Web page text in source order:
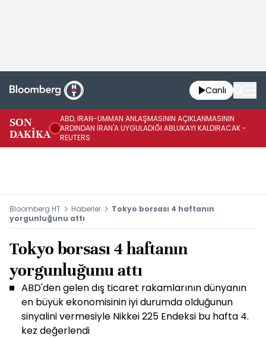
Canlı
SON
DAKİKA
ABD, İRAN-UMMAN ANLAŞMASININ AÇIKLANMASININ
ARDINDAN İRAN'A UYGULADIĞI ABLUKAYI KALDIRACAK -
REUTERS
Bloomberg HT Haberler
Tokyo borsası 4 haftanın
yorgunluğunu attı
Tokyo borsası 4 haftanın
yorgunluğunu attı
ABD'den gelen dış ticaret rakamlarının dünyanın
en büyük ekonomisinin iyi durumda olduğunun
sinyalini vermesiyle Nikkei 225 Endeksi bu hafta 4.
kez değerlendi